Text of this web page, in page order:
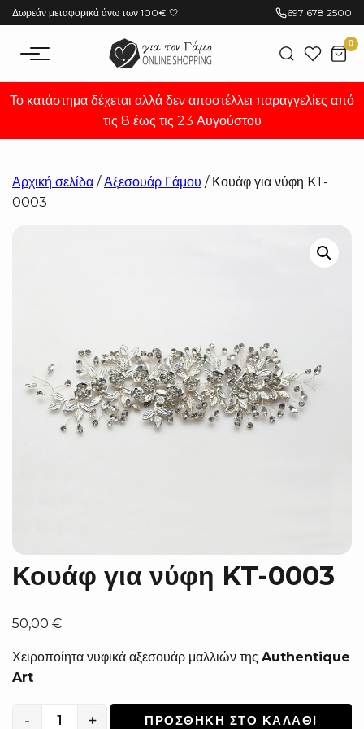
Μετάβαση
στο
περιεχόμενο
Δωρεάν μεταφορικά άνω των 100€ 🤍 697 678 2500
0
Το κατάστημα δέχεται αλλά δεν αποστέλλει παραγγελίες από
τις 8 έως τις 23 Αυγούστου
Αρχική σελίδα /Αξεσουάρ Γάμου / Κουάφ για νύφη KT-
0003
Κουάφ για νύφη KT-0003
50,00 €
Χειροποίητα νυφικά αξεσουάρ μαλλιών της Authentique
Art
- + ΠΡΟΣΘΉΚΗ ΣΤΟ ΚΑΛΆΘΙ